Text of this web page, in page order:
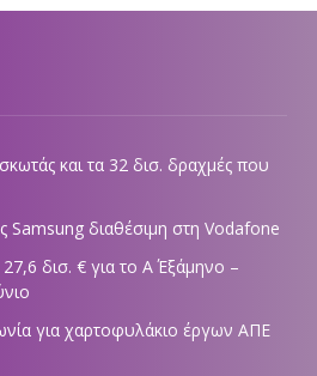
και τα 32 δισ. δραχμές που
Samsung διαθέσιμη στη Vodafone
δισ. € για το Α΄ Εξάμηνο –
για χαρτοφυλάκιο έργων ΑΠΕ